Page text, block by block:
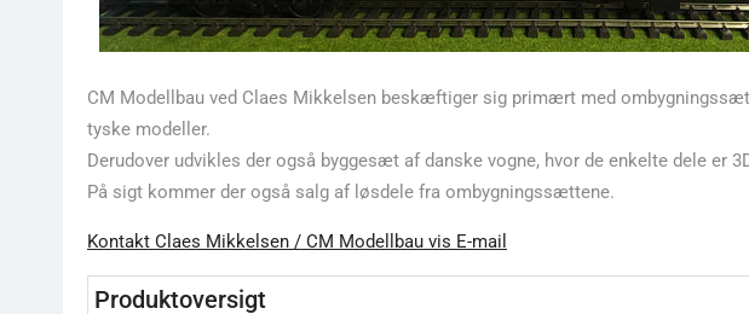
CM Modellbau ved Claes Mikkelsen beskæftiger sig primært med
tyske modeller.
Derudover udvikles der også byggesæt af danske vogne, hvor de enkelte dele er
På sigt kommer der også salg af løsdele fra ombygningssættene.
Kontakt Claes Mikkelsen / CM Modellbau vis E-mail
Produktoversigt